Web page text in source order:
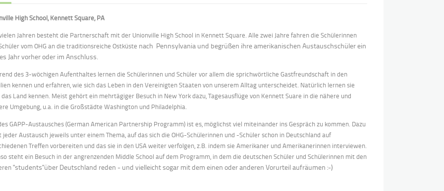
High School, Kennett Square, PA
Jahren besteht die Partnerschaft mit der Unionville High School in Kennett Square. Alle zwei Jahre fahren die Schülerinnen
vom OHG an die traditionsreiche Ostküste nach Pennsylvania und begrüßen ihre amerikanischen Austauschschüler ein
Jahr vorher oder im Anschluss.
des 3-wöchigen Aufenthaltes lernen die Schülerinnen und Schüler vor allem die sprichwörtliche Gastfreundschaft in den
kennen und erfahren, wie sich das Leben in den Vereinigten Staaten von unserem Alltag unterscheidet. Natürlich lernen sie
das Land kennen. Meist gehört ein mehrtägiger Besuch in New York dazu, Tagesausflüge von Kennett Suare in die nähere und
Umgebung, u.a. in die Großstädte Washington und Philadelphia.
GAPP-Austausches (German American Partnership Programm) ist es, möglichst viel miteinander ins Gespräch zu kommen. Dazu
jeder Austausch jeweils unter einem Thema, auf das sich die OHG-Schülerinnen und -Schüler schon in Deutschland auf
Treffen vorbereiten und das sie in den USA weiter verfolgen, z.B. indem sie Amerikaner und Amerikanerinnen interviewen.
steht ein Besuch in der angrenzenden Middle School auf dem Programm, in dem die deutschen Schüler und Schülerinnen mit den
"students"über Deutschland reden - und vielleicht sogar mit dem einen oder anderen Vorurteil aufräumen :-)